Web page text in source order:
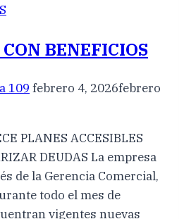
BENEFICIOS
109 febrero 4, 2026febrero
PLANES ACCESIBLES
DEUDAS La empresa
de la Gerencia Comercial,
todo el mes de
vigentes nuevas